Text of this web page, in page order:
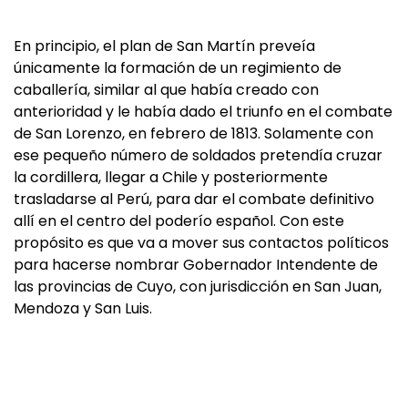
En principio, el plan de San Martín preveía
únicamente la formación de un regimiento de
caballería, similar al que había creado con
anterioridad y le había dado el triunfo en el combate
de San Lorenzo, en febrero de 1813. Solamente con
ese pequeño número de soldados pretendía cruzar
la cordillera, llegar a Chile y posteriormente
trasladarse al Perú, para dar el combate definitivo
allí en el centro del poderío español. Con este
propósito es que va a mover sus contactos políticos
para hacerse nombrar Gobernador Intendente de
las provincias de Cuyo, con jurisdicción en San Juan,
Mendoza y San Luis.